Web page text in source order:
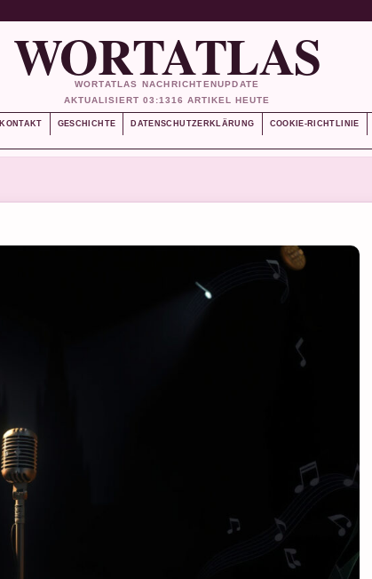
WORTATLAS
WORTATLAS NACHRICHTENUPDATE
AKTUALISIERT 03:1316 ARTIKEL HEUTE
KONTAKT GESCHICHTE DATENSCHUTZERKLÄRUNG COOKIE-RICHTLINIE